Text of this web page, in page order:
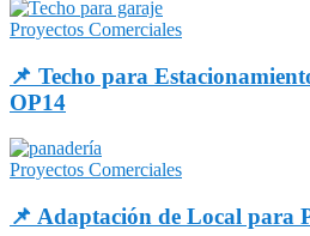
Proyectos Comerciales
📌 Techo para
OP14
Proyectos Comerciales
📌 Adaptación de Local para